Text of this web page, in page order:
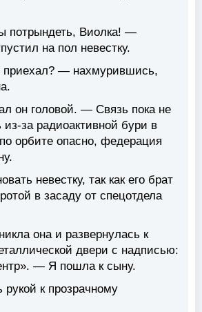
потрындеть, Виолка! —
на пол невестку.
— нахмурившись,
он головой. — Связь пока не
из-за радиоактивной бури в
орбите опасно, федерация
невестку, так как его брат
в засаду от спецотдела
она и развернулась к
двери с надписью:
— Я пошла к сыну.
к прозрачному